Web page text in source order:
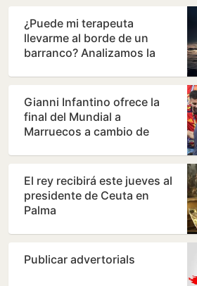
¿Puede mi terapeuta
llevarme al borde de un
barranco? Analizamos la
Gianni Infantino ofrece la
final del Mundial a
Marruecos a cambio de
…
El rey recibirá este jueves al
presidente de Ceuta en
Palma
Publicar advertorials